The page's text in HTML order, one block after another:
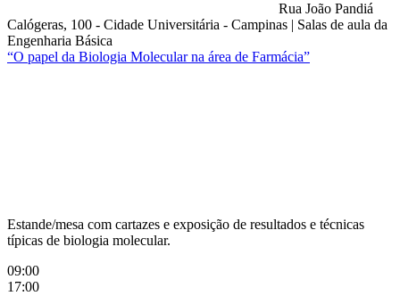
Rua João Pandiá
Calógeras, 100 - Cidade Universitária - Campinas | Salas de aula da
Engenharia Básica
“O papel da Biologia Molecular na área de Farmácia”
Estande/mesa com cartazes e exposição de resultados e técnicas
típicas de biologia molecular.
09:00
17:00